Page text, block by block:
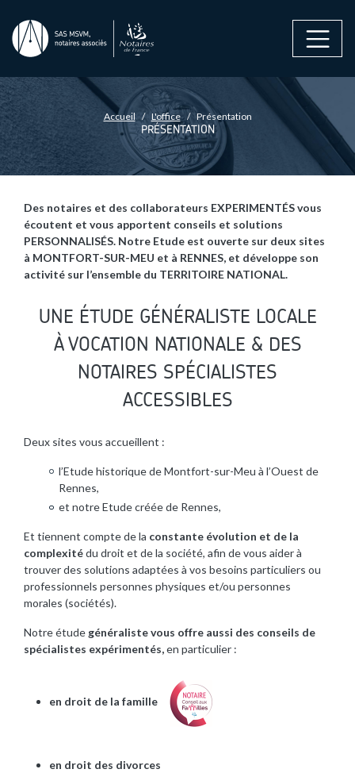
FIL D'ARIANEAccueil L'office Présentation
PRÉSENTATION
Des notaires et des collaborateurs EXPERIMENTÉS vous
écoutent et vous apportent conseils et solutions
PERSONNALISÉS. Notre Etude est ouverte sur deux sites
à MONTFORT-SUR-MEU et à RENNES, et développe son
activité sur l’ensemble du TERRITOIRE NATIONAL.
UNE ÉTUDE GÉNÉRALISTE LOCALE
À VOCATION NATIONALE & DES
NOTAIRES SPÉCIALISTES
ACCESSIBLES
Deux sites vous accueillent :
l’Etude historique de Montfort-sur-Meu à l’Ouest de
Rennes,
et notre Etude créée de Rennes,
Et tiennent compte de la constante évolution et de la
complexitédu droit et de la société, afin de vous aider à
trouver des solutions adaptées à vos besoins particuliers ou
professionnels personnes physiques et/ou personnes
morales (sociétés).
Notre étudegénéraliste vous offre aussi des conseils de
spécialistes expérimentés,en particulier :
en droit de la famille
en droit des divorces